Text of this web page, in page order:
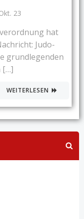
23
hat
Judo-
grundlegenden
[…]
WEITERLESEN